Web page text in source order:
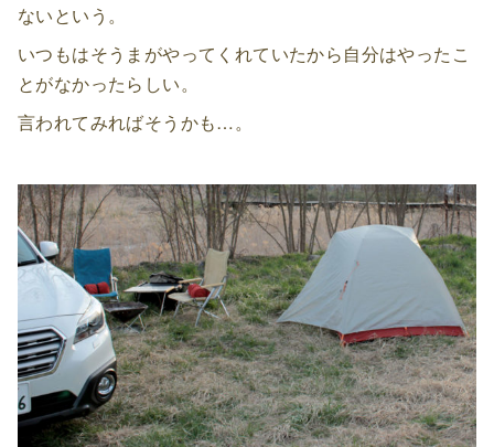
ないという。
いつもはそうまがやってくれていたから自分はやったこ
とがなかったらしい。
言われてみればそうかも…。